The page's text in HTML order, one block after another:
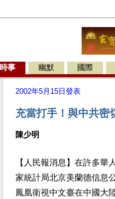
時事 幽默 國際
2002年5月15日發表
充當打手！與中共密
陳少明
【人民報消息】在許多
家統計局北京美蘭德信息
鳳凰衛視中文臺在中國大